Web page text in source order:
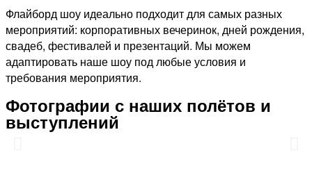
Флайборд шоу идеально подходит для самых разных
мероприятий: корпоративных вечеринок, дней рождения,
свадеб, фестивалей и презентаций. Мы можем
адаптировать наше шоу под любые условия и
требования мероприятия.
Фотографии с наших полётов и
выступлений